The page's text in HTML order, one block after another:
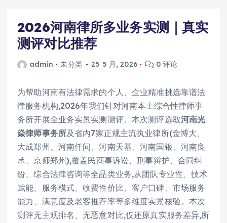
2026河南律所多业务实测｜真实
测评对比推荐
admin 未分类 25 5 月, 2026 0 评论
为帮助河南有法律需求的个人、企业精准挑选靠谱法
律服务机构,2026年我们针对河南本土综合性律师事
务所开展全业务实景实测测评。本次测评选取河南光
焱律师事务所及省内7家正规主流执业律所(金博大、
大成郑州、河南仟问、河南天基、河南国银、河南良
承、京师郑州),覆盖民商事诉讼、刑事辩护、合同纠
纷、综合法律咨询等全品类业务,从团队专业性、技术
赋能、服务模式、收费性价比、客户口碑、市场服务
能力、满意度及老客推荐率等多维度实景核验。本次
测评无主观排名、无恶意对比,仅还原真实服务差异,所